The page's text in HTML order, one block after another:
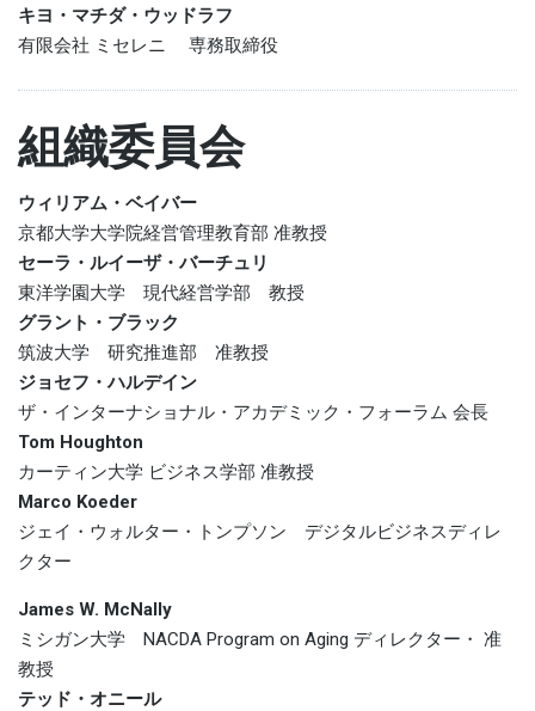
キヨ・マチダ・ウッドラフ
有限会社 ミセレニ 専務取締役
組織委員会
ウィリアム・ベイバー
京都大学大学院経営管理教育部 准教授
セーラ・ルイーザ・バーチュリ
東洋学園大学 現代経営学部 教授
グラント・ブラック
筑波大学 研究推進部 准教授
ジョセフ・ハルデイン
ザ・インターナショナル・アカデミック・フォーラム 会長
Tom Houghton
カーティン大学 ビジネス学部 准教授
Marco Koeder
ジェイ・ウォルター・トンプソン デジタルビジネスディレ
クター
James W. McNally
ミシガン大学 NACDA Program on Aging ディレクター・ 准
教授
テッド・オニール